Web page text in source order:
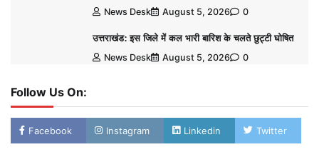
News Desk August 5, 2026 0
उत्तराखंड: इस जिले में कल भारी बारिश के चलते छुट्टी घोषित
News Desk August 5, 2026 0
Follow Us On:
Facebook Instagram Linkedin Twitter